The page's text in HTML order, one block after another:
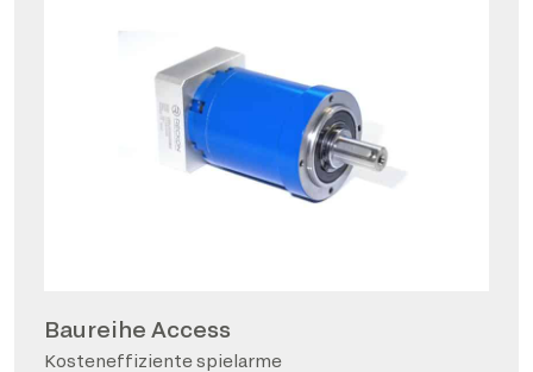
Baureihe Access
Kosteneffiziente spielarme